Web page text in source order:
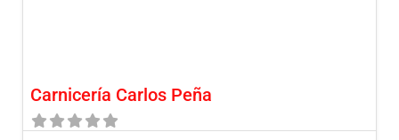
Carnicería Carlos Peña